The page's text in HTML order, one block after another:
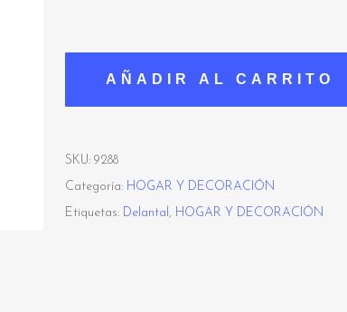
AÑADIR AL CARRITO
SKU: 9288
Categoría: HOGAR Y DECORACIÓN
Etiquetas: Delantal, HOGAR Y DECORACIÓN